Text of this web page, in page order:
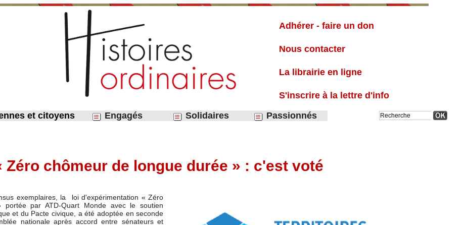
Adhérer - faire un don
Nous contacter
La librairie en ligne
S'inscrire à la lettre d'info
et citoyens
Engagés Solidaires Passionnés
Zéro chômeur de longue durée » : c'est voté
exemplaires, la loi d'expérimentation « Zéro
par ATD-Quart Monde avec le soutien
et du Pacte civique, a été adoptée en seconde
nationale après accord entre sénateurs et